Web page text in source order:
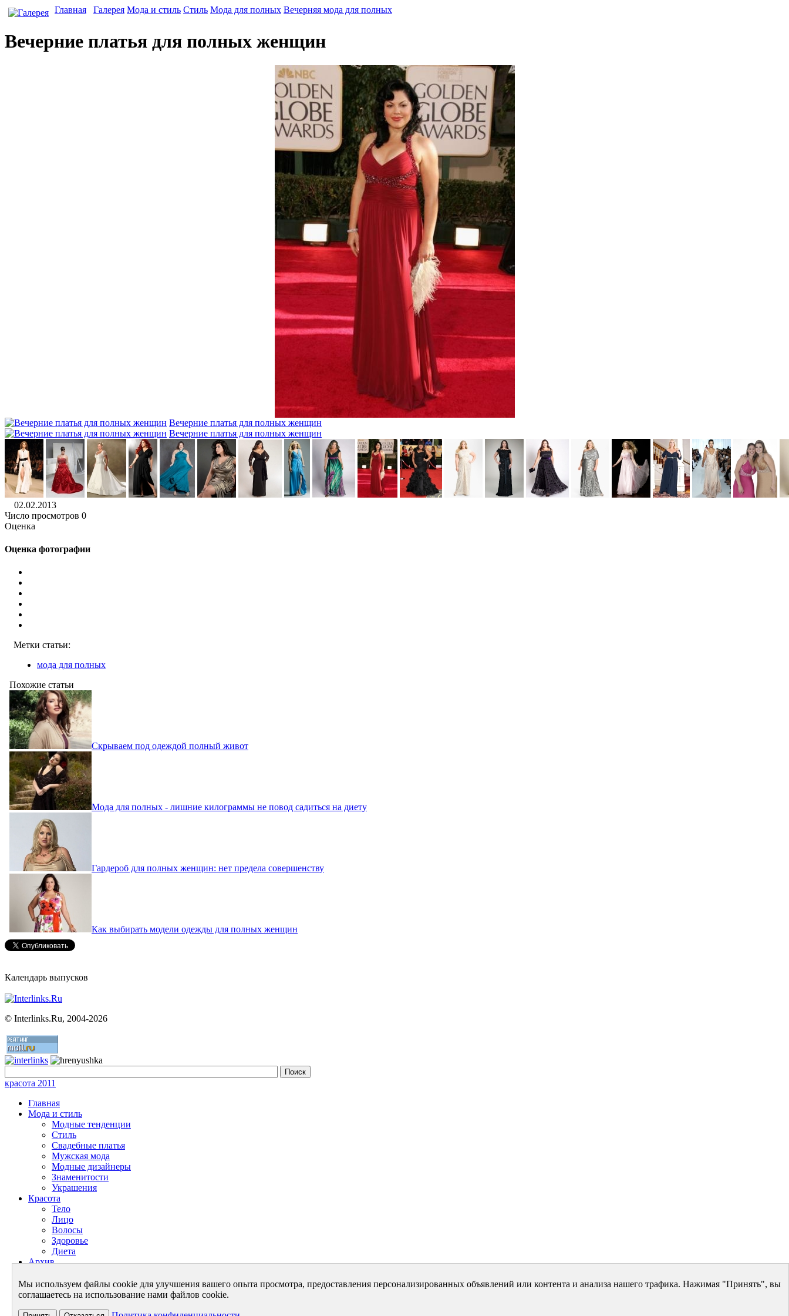
Главная Галерея Мода и стиль Стиль Мода для полных Вечерняя мода для полных
Вечерние платья для полных женщин
Вечерние платья для полных женщин
Вечерние платья для полных женщин
02.02.2013
Число просмотров 0
Оценка
Оценка фотографии
Метки статьи:
мода для полных
Похожие статьи
Скрываем под одеждой полный живот
Мода для полных - лишние килограммы не повод садиться на диету
Гардероб для полных женщин: нет предела совершенству
Как выбирать модели одежды для полных женщин
Календарь выпусков
© Interlinks.Ru, 2004-2026
красота 2011
Главная
Мода и стиль
Модные тенденции
Стиль
Свадебные платья
Мужская мода
Модные дизайнеры
Знаменитости
Украшения
Красота
Тело
Лицо
Волосы
Здоровье
Диета
Архив
Энциклопедия моды
Архив - Мода и Стиль
Мы используем файлы cookie для улучшения вашего опыта просмотра, предоставления персонализированных объявлений или контента и анализа нашего трафика. Нажимая "Принять", вы
соглашаетесь на использование нами файлов cookie.